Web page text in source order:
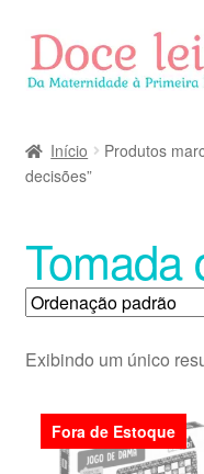
Pular
para
navegação
Pular
para
o
Início
Produtos
decisões”
Tomada
Exibindo um único
Fora de Estoque